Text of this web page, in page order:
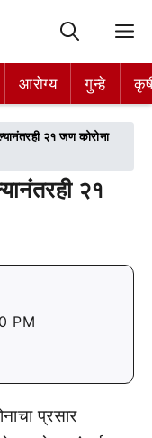
आरोग्य गुन्हे
आरोग्य गुन्हे
२१ जण कोरोना
२१
PM
प्रसार